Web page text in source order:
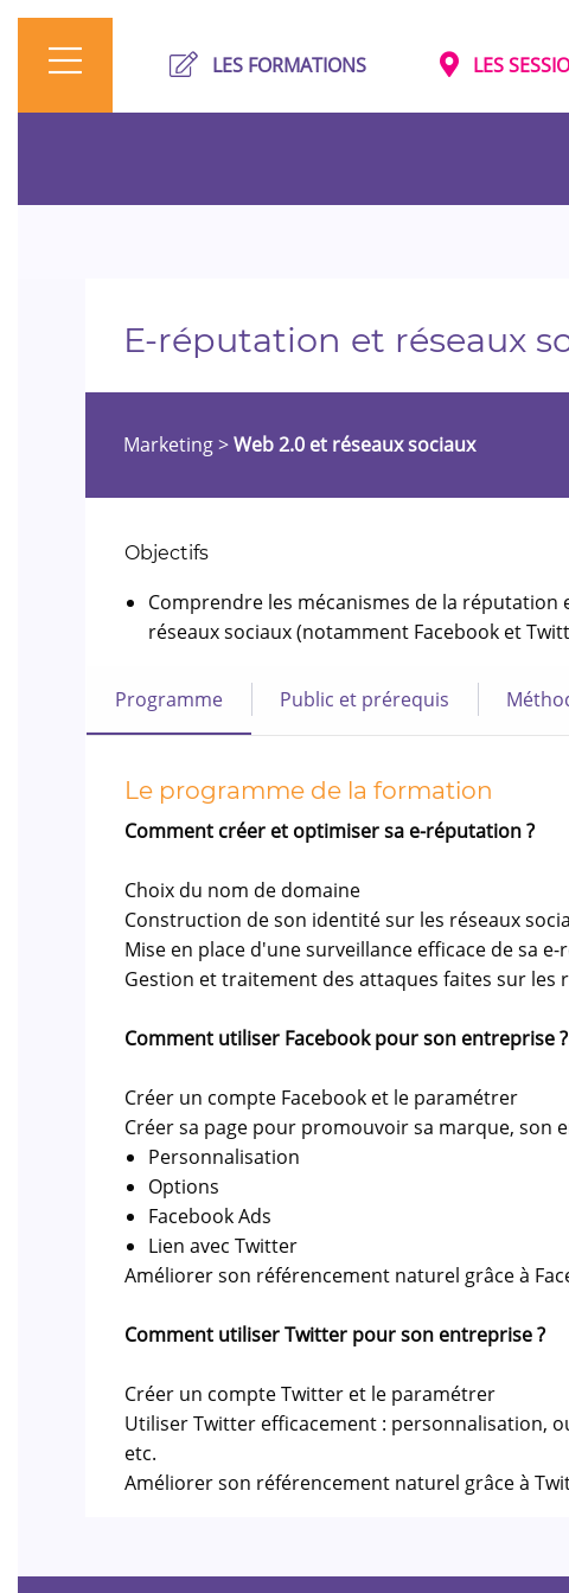
LES FORMATIONS LES
E-réputation et réseaux
Marketing>Web 2.0 et réseaux sociaux
Objectifs
Comprendre les mécanismes de la
réseaux sociaux (notamment Facebook et
Programme Public et prérequis
Le programme de la formation
Comment créer et optimiser sa e-réputation ?
Choix du nom de domaine
Construction de son identité sur les réseaux
Mise en place d'une surveillance efficace de sa
Gestion et traitement des attaques faites sur les
Comment utiliser Facebook pour son entreprise ?
Créer un compte Facebook et le paramétrer
Créer sa page pour promouvoir sa marque, son
Personnalisation
Options
Facebook Ads
Lien avec Twitter
Améliorer son référencement naturel grâce à
Comment utiliser Twitter pour son entreprise ?
Créer un compte Twitter et le paramétrer
Utiliser Twitter efficacement : personnalisation,
etc.
Améliorer son référencement naturel grâce à